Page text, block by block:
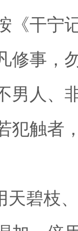
《干宁
修事，
男人、
犯触者
天碧枝